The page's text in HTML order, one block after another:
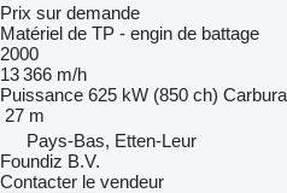
Prix sur demande
Matériel de TP - engin de battage
2000
13 366 m/h
Puissance 625 kW (850 ch)
27 m
Pays-Bas, Etten-Leur
Foundiz B.V.
Contacter le vendeur